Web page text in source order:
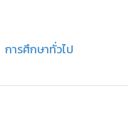
การศึกษาทั่วไป